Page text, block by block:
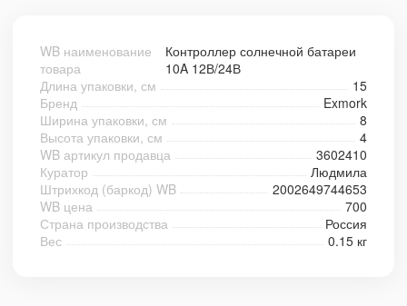
WB наименование
товара
Контроллер солнечной батареи
10A 12В/24В
Длина упаковки, см
15
Бренд
Exmork
Ширина упаковки, см
8
Высота упаковки, см
4
WB артикул продавца
3602410
Куратор
Людмила
Штрихкод (баркод) WB
2002649744653
WB цена
700
Страна производства
Россия
Вес
0.15 кг